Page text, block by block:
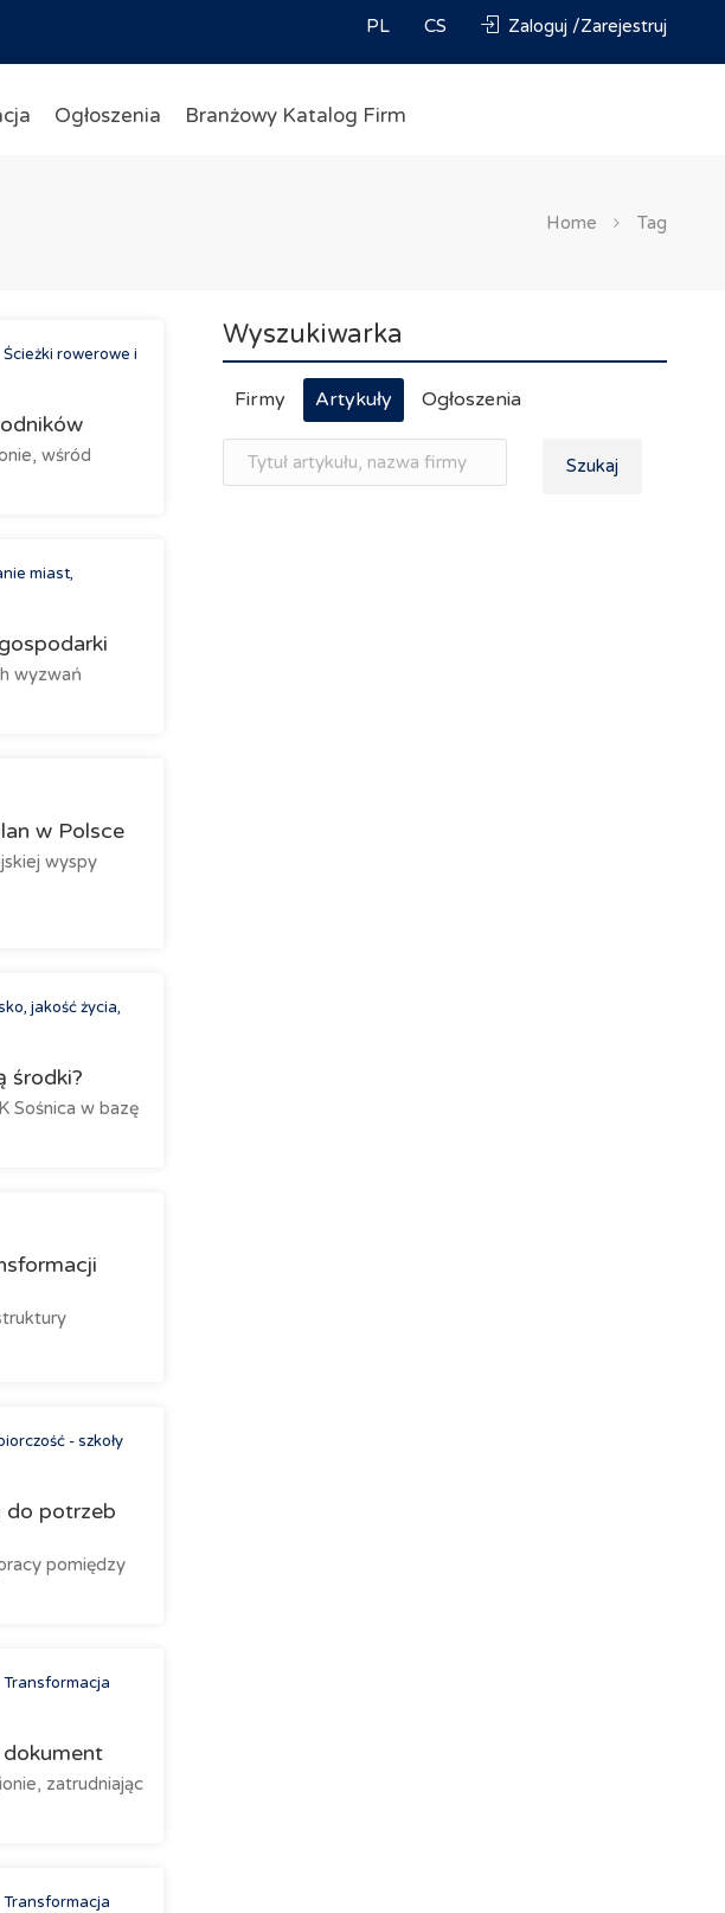
PL CS Zaloguj /Zarejestruj
Ogłoszenia Branżowy Katalog Firm
Home Tag
Ścieżki rowerowe i
wśród
miast,
wyzwań
w Polsce
wyspy
jakość życia,
środki?
Sośnica w bazę
- szkoły
do potrzeb
pomiędzy
Transformacja
zatrudniając
Transformacja
Wyszukiwarka
Firmy Artykuły Ogłoszenia
Szukaj